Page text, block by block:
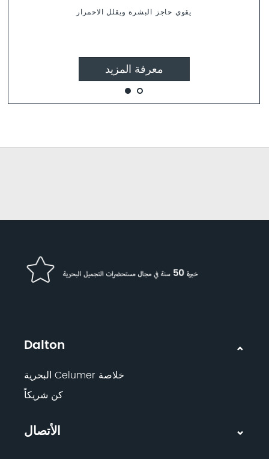
يقوي حاجز البشرة ويقلل الاحمرار
معرفة المزيد
Dalton
خلاصة Celumer البحرية
كن شريكاً
الأتصال